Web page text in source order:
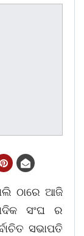
ଠାରେ ଆଜି
ସଂଘ ର
ସଭାପତି